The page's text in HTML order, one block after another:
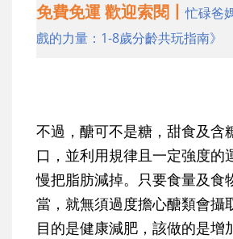
免費免運 歡迎索閱丨忙碌爸
戲的力量：1-8歲分齡共玩指南》
不過，醣可不是糖，甜食及含
口，並利用規律且一定強度的
慢把脂肪減掉。只要食量及食
當，就無須過度擔心醣類會攝
目的是健康減肥，該做的是增